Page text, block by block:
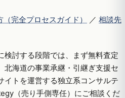
完全プロセスガイド）
／ 相談先
検討する段階では、まず無料査定
北海道の事業承継・引継ぎ支援セ
イトを運営する独立系コンサルテ
（売り手側専任）にご相談くだ